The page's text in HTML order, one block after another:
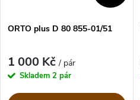
ORTO plus D 80 855-01/51
1 000 Kč/ pár
Skladem 2 pár